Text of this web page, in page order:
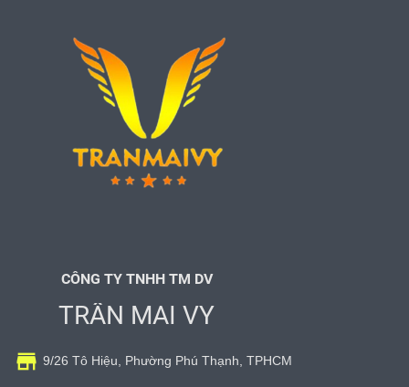
CÔNG TY TNHH TM DV
TRẦN MAI VY
 9/26 Tô Hiệu, Phường Phú Thạnh, TPHCM